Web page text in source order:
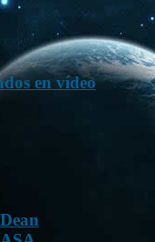
en vídeo